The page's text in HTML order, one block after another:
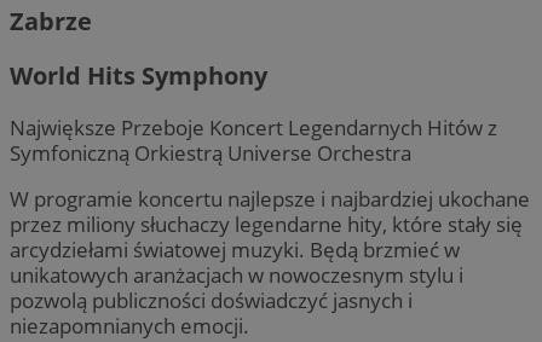
Zabrze
World Hits Symphony
Największe Przeboje Koncert Legendarnych Hitów z
Symfoniczną Orkiestrą Universe Orchestra
W programie koncertu najlepsze i najbardziej ukochane
przez miliony słuchaczy legendarne hity, które stały się
arcydziełami światowej muzyki. Będą brzmieć w
unikatowych aranżacjach w nowoczesnym stylu i
pozwolą publiczności doświadczyć jasnych i
niezapomnianych emocji.